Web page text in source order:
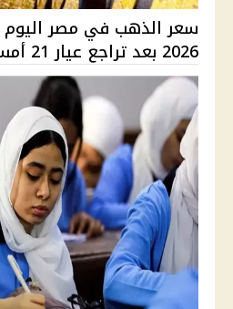
2026 بعد تراجع عيار 21 أمس